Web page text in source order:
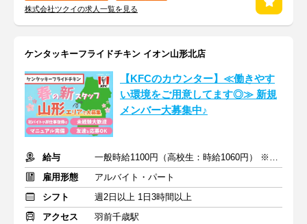
株式会社ツクイの求人一覧を見る
ケンタッキーフライドチキン イオン山形北店
【KFCのカウンター】≪働きやす
い環境をご用意してます◎≫ 新規
メンバー大募集中♪
給与
一般時給1100円（高校生：時給1060円） ※土日時給＋50円
雇用形態
アルバイト・パート
シフト
週2日以上 1日3時間以上
アクセス
羽前千歳駅